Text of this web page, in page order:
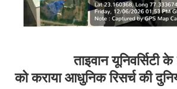
ताइवान यूनिवर्सिटी के
को कराया आधुनिक रिसर्च